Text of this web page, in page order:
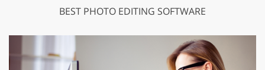
BEST PHOTO EDITING SOFTWARE